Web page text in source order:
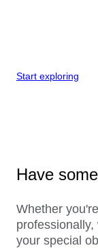
Start exploring
Have
Whether
your special